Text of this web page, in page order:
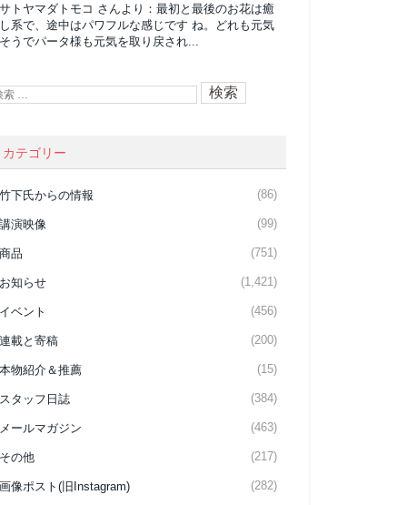
トヤマダトモコ さんより： 最初と最後のお花は癒
系で、途中はパワフルな感じです ね。どれも元気
うでパータ様も元気を取り戻され...
カテゴリー
下氏からの情報 (86)
演映像 (99)
品 (751)
知らせ (1,421)
ベント (456)
載と寄稿 (200)
物紹介＆推薦 (15)
タッフ日誌 (384)
ールマガジン (463)
の他 (217)
像ポスト(旧Instagram) (282)